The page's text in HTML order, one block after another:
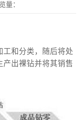
量：
工和分类，随后将处
出裸钻并将其销售